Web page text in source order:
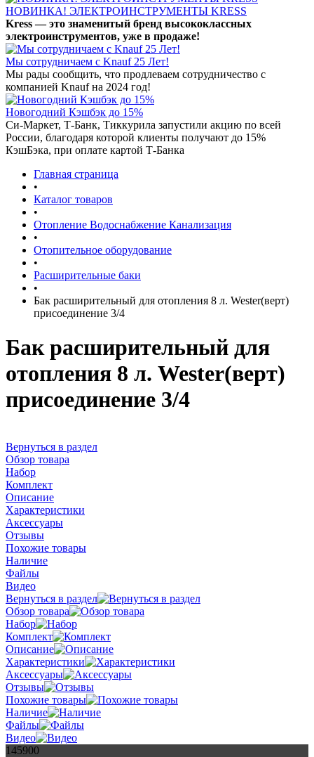
НОВИНКА! ЭЛЕКТРОИНСТРУМЕНТЫ KRESS
Kress — это знаменитый бренд высококлассных
электроинструментов, уже в продаже!
Мы сотрудничаем с Knauf 25 Лет!
Мы рады сообщить, что продлеваем сотрудничество с
компанией Knauf на 2024 год!
Новогодний Кэшбэк до 15%
Си-Маркет, Т-Банк, Тиккурила запустили акцию по всей
России, благодаря которой клиенты получают до 15%
КэшБэка, при оплате картой Т-Банка
Главная страница
•
Каталог товаров
•
Отопление Водоснабжение Канализация
•
Отопительное оборудование
•
Расширительные баки
•
Бак расширительный для отопления 8 л. Wester(верт)
присоединение 3/4
Бак расширительный для
отопления 8 л. Wester(верт)
присоединение 3/4
Вернуться в раздел
Обзор товара
Набор
Комплект
Описание
Характеристики
Аксессуары
Отзывы
Похожие товары
Наличие
Файлы
Видео
Вернуться в раздел
Обзор товара
Набор
Комплект
Описание
Характеристики
Аксессуары
Отзывы
Похожие товары
Наличие
Файлы
Видео
145900